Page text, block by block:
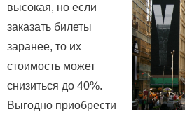
высокая, но если
заказать билеты
заранее, то их
стоимость может
снизиться до 40%.
Выгодно приобрести